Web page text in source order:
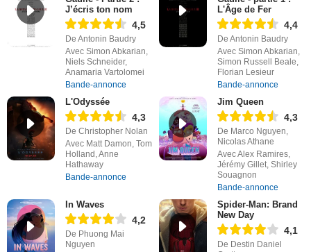
J’écris ton nom
4,5
De Antonin Baudry
Avec Simon Abkarian,
Niels Schneider,
Anamaria Vartolomei
Bande-annonce
L'Âge de Fer
4,4
De Antonin Baudry
Avec Simon Abkarian,
Simon Russell Beale,
Florian Lesieur
Bande-annonce
L'Odyssée
4,3
De Christopher Nolan
Avec Matt Damon, Tom
Holland, Anne
Hathaway
Bande-annonce
Jim Queen
4,3
De Marco Nguyen,
Nicolas Athane
Avec Alex Ramires,
Jérémy Gillet, Shirley
Souagnon
Bande-annonce
In Waves
4,2
De Phuong Mai
Nguyen
Spider-Man: Brand
New Day
4,1
De Destin Daniel